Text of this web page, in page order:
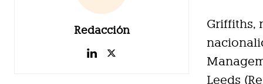
Redacción
Griffiths,
Leeds